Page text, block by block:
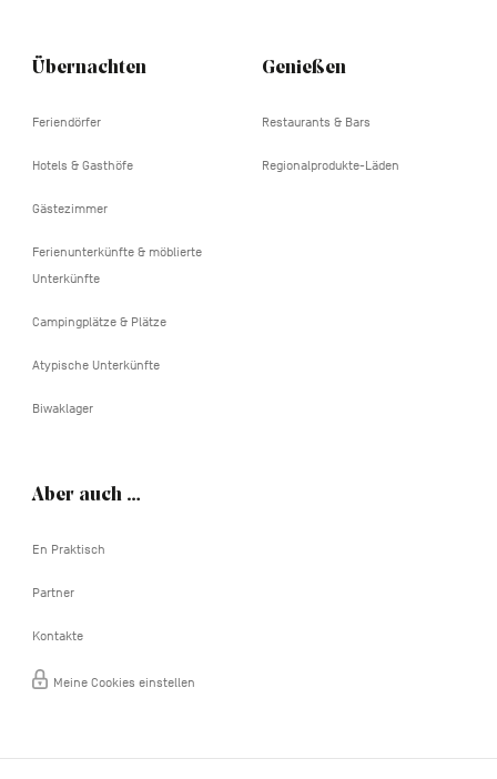
Übernachten
Feriendörfer
Hotels & Gasthöfe
Gästezimmer
Ferienunterkünfte & möblierte
Unterkünfte
Campingplätze & Plätze
Atypische Unterkünfte
Biwaklager
Genießen
Restaurants & Bars
Regionalprodukte-Läden
Aber auch …
En Praktisch
Partner
Kontakte
Meine Cookies einstellen